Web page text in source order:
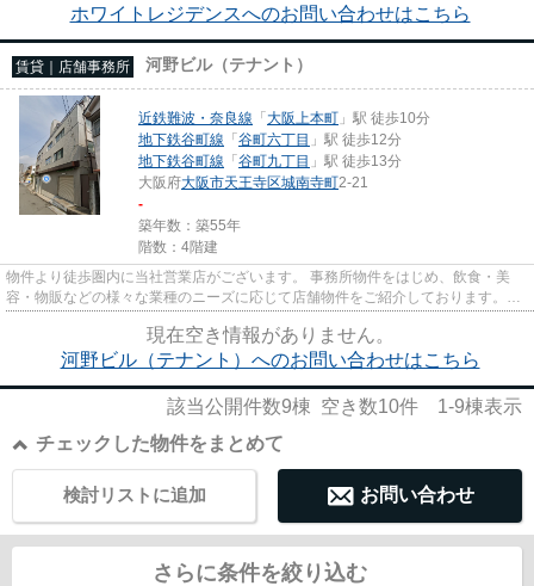
ホワイトレジデンスへのお問い合わせはこちら
賃貸｜店舗事務所 河野ビル（テナント）
近鉄難波・奈良線 「大阪上本町 」駅 徒歩10分
地下鉄谷町線 「谷町六丁目 」駅 徒歩12分
地下鉄谷町線 「谷町九丁目 」駅 徒歩13分
大阪府大阪市天王寺区城南寺町2-21
-
築年数：築55年
階数：4階建
物件より徒歩圏内に当社営業店がございます。 事務所物件をはじめ、飲食・美
容・物販などの様々な業種のニーズに応じて店舗物件をご紹介しております。
尚、弊社ではおとり広告は一切...
現在空き情報がありません。
河野ビル（テナント）へのお問い合わせはこちら
該当公開件数9棟 空き数10件 1-9棟表示
チェックした物件をまとめて
お問い合わせ
検討リストに追加
さらに条件を絞り込む